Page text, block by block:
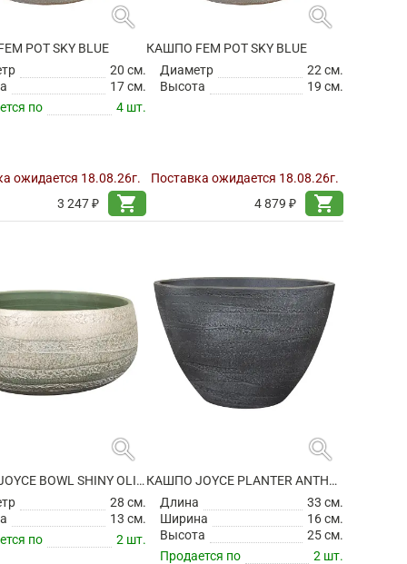
search
POT SKY BLUE
20 см.
17 см.
по
4 шт.
ожидается 18.08.26г.
3 247 ₽
shopping_cart
search
КАШПО FEM POT SKY BLUE
Диаметр
22 см.
Высота
19 см.
Поставка ожидается 18.08.26г.
4 879 ₽
shopping_cart
search
КАШПО JOYCE BOWL SHINY OLIVE
28 см.
13 см.
по
2 шт.
search
КАШПО JOYCE PLANTER ANTHRACITE
Длина
33 см.
Ширина
16 см.
Высота
25 см.
Продается по
2 шт.